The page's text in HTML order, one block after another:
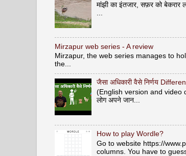
मांझी का इंतजार, सफ़र को बेकरार
Mirzapur web series - A review
Mirzapur, the web series manages to
the...
जैसा अधिकारी वैसे निर्णय
(English version and video
लोग अपने जान...
How to play Wordle?
Go to website https://
columns. You have to